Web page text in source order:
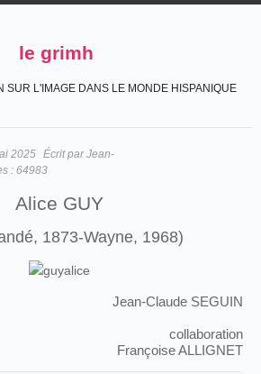
le grimh
SUR L'IMAGE DANS LE MONDE HISPANIQUE
2025 Écrit parJean-
: 64983
Alice GUY
1873-Wayne, 1968)
Jean-Claude SEGUIN
collaboration
Françoise ALLIGNET